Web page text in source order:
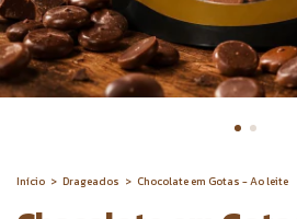
Início > Drageados > Chocolate em Gotas - Ao leite